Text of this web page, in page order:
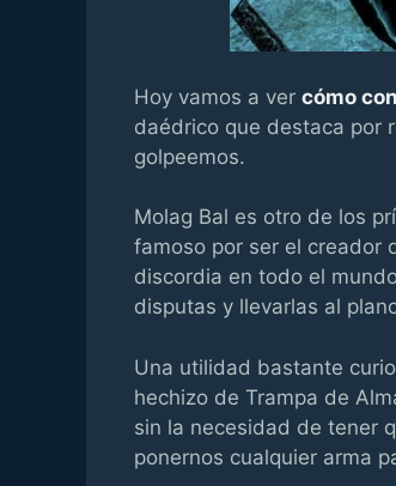
Hoy vamos a ver cómo
daédrico que destaca por
golpeemos.
Molag Bal es otro de los
famoso por ser el creador
discordia en todo el
disputas y llevarlas al
Una utilidad bastante
hechizo de Trampa de
sin la necesidad de tener
ponernos cualquier arma